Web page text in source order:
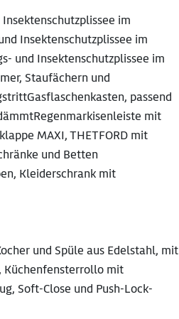
im
Insektenschutzplissee im
und Insektenschutzplissee im
Staufächern und
passend
mit
MAXI, THETFORD mit
und Betten
Kleiderschrank mit
und Spüle aus Edelstahl, mit
Küchenfensterrollo mit
Soft-Close und Push-Lock-